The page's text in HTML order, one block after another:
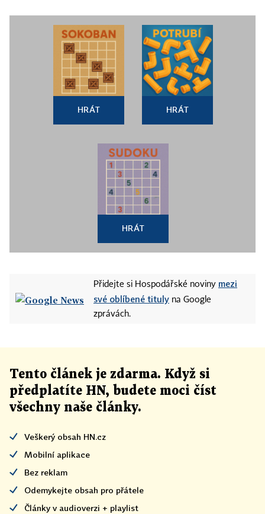
HRÁT HRÁT
HRÁT
Přidejte si Hospodářské noviny mezi
své oblíbené tituly na Google
zprávách.
Tento článek je zdarma. Když si
předplatíte HN, budete moci číst
všechny naše články.
Veškerý obsah HN.cz
Mobilní aplikace
Bez reklam
Odemykejte obsah pro přátele
Články v audioverzi + playlist